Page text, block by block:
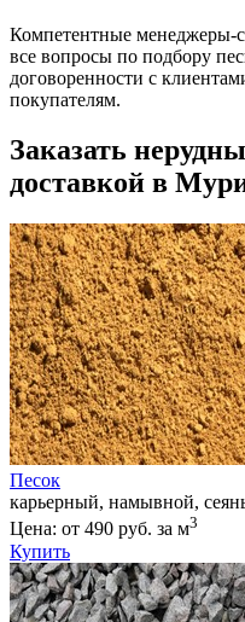
Компетентные менеджеры-
все вопросы по подбору
договоренности с
покупателям.
Заказать
доставкой в
Песок
карьерный, намывной,
Цена: от 490 руб. за м3
Купить